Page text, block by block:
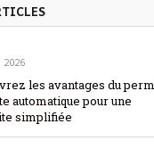
2026
les avantages du
automatique pour une
simplifiée